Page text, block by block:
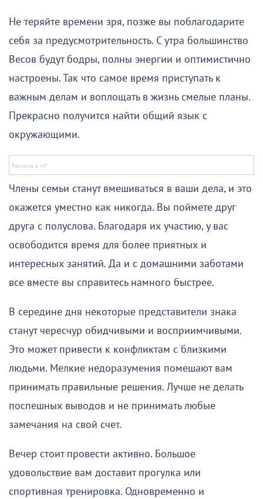
Не теряйте времени зря, позже вы поблагодарите
себя за предусмотрительность. С утра большинство
Весов будут бодры, полны энергии и оптимистично
настроены. Так что самое время приступать к
важным делам и воплощать в жизнь смелые планы.
Прекрасно получится найти общий язык с
окружающими.
Члены семьи станут вмешиваться в ваши дела, и это
окажется уместно как никогда. Вы поймете друг
друга с полуслова. Благодаря их участию, у вас
освободится время для более приятных и
интересных занятий. Да и с домашними заботами
все вместе вы справитесь намного быстрее.
В середине дня некоторые представители знака
станут чересчур обидчивыми и восприимчивыми.
Это может привести к конфликтам с близкими
людьми. Мелкие недоразумения помешают вам
принимать правильные решения. Лучше не делать
поспешных выводов и не принимать любые
замечания на свой счет.
Вечер стоит провести активно. Большое
удовольствие вам доставит прогулка или
спортивная тренировка. Одновременно и